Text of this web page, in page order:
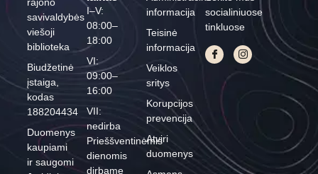
rajono
savivaldybės
viešoji
biblioteka
Biudžetinė
įstaiga,
kodas
188204434
Duomenys
kaupiami
ir saugomi
I–V:
08:00–
18:00
VI:
09:00–
16:00
VII:
nedirba
Prieššventinėmis
dienomis
dirbame
informacija
Teisinė
informacija
Veiklos
sritys
Korupcijos
prevencija
Atviri
duomenys
socialiniuose
tinkluose